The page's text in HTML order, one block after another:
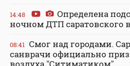
14:48
Определена
ночном ДТП саратовского
08:41 Смог над городами.
санврачи официально
воздуха "Ситиматиком"